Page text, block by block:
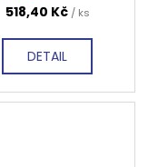
518,40 Kč / ks
DETAIL